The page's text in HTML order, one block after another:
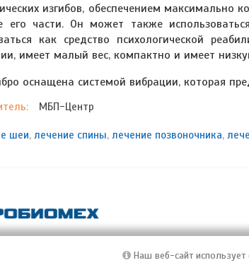
изгибов, обеспечением
его части. Он может также
как средство психологической
имеет малый вес, компактно и имеет
оснащена системой вибрации, которая
МБП-Центр
шеи,лечение спины,лечение позвоночника,
являются собственностью ООО "ПроБиоМех".
Наш веб-сайт